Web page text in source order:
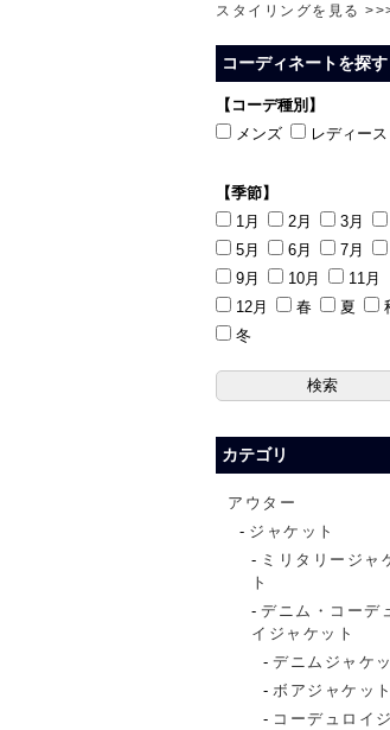
スタイリングを見る
コーディネートを探す
【コーデ種別】
メンズ
レディース
【季節】
1月
2月 3月
5月
6月 7月
9月
10月
11月
12月
春 夏
冬
カテゴリ
アウター
ジャケット
ミリタリージャ
ト
デニム・コーデ
イジャケット
デニムジャケ
ボアジャケット
コーデュロイ